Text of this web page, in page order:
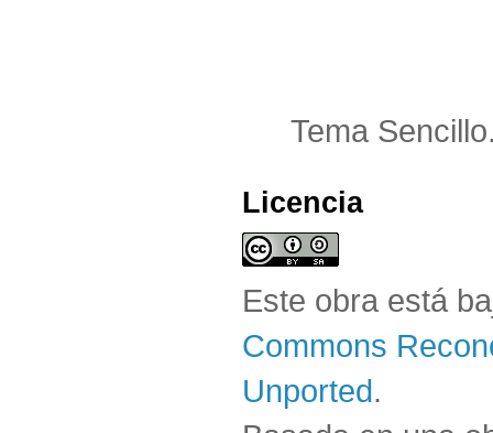
Tema
Licencia
Este obra está
Commons
Unported.